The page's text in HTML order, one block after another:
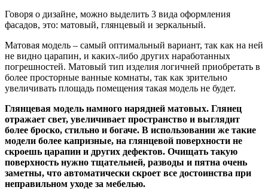
Говоря о дизайне, можно выделить 3 вида оформления
фасадов, это: матовый, глянцевый и зеркальный.
Матовая модель – самый оптимальный вариант, так как на ней
не видно царапин, и каких-либо других наработанных
погрешностей. Матовый тип изделия логичней приобретать в
более просторные ванные комнаты, так как зрительно
увеличивать площадь помещения такая модель не будет.
Глянцевая модель намного нарядней матовых. Глянец
отражает свет, увеличивает пространство и выглядит
более броско, стильно и богаче. В использовании же такие
модели более капризные, на глянцевой поверхности не
скроешь царапин и других дефектов. Очищать такую
поверхность нужно тщательней, разводы и пятна очень
заметны, что автоматически скроет все достоинства при
неправильном уходе за мебелью.